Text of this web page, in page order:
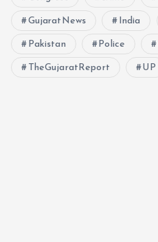
GujaratNews India
Pakistan Police
TheGujaratReport UP